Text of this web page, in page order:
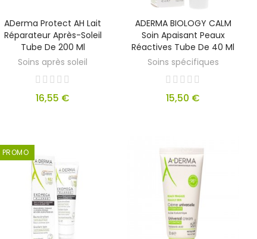
ADerma Protect AH Lait
Réparateur Après-Soleil
Tube De 200 Ml
Soins après soleil
16,55 €
ADERMA BIOLOGY CALM
Soin Apaisant Peaux
Réactives Tube De 40 Ml
Soins spécifiques
15,50 €
PROMO